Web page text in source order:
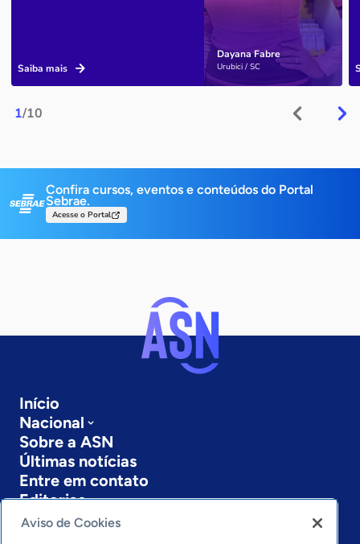
1/10
Dayana Fabre
Urubici / SC
Saiba mais
Confira cursos, eventos e conteúdos do Portal
Sebrae.
Acesse o Portal
Início
Nacional
Sobre a ASN
Últimas notícias
Entre em contato
Editorias
Economia & Política
Aviso de Cookies